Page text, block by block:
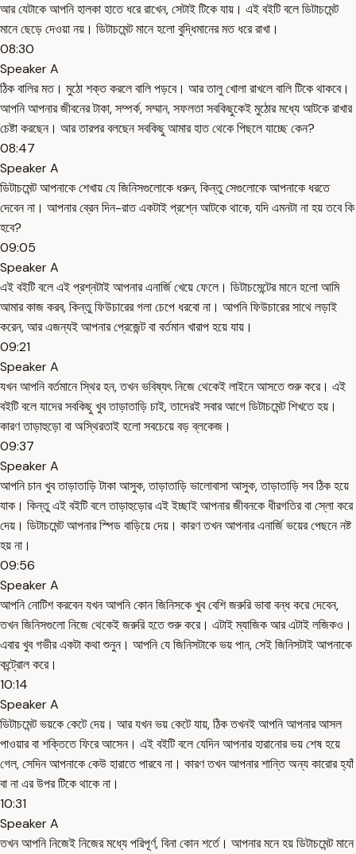
আর যেটাকে আপনি হালকা হাতে ধরে রাখেন, সেটাই টিকে যায়। এই বইটি বলে ডিটাচমেন্ট
মানে ছেড়ে দেওয়া নয়। ডিটাচমেন্ট মানে হলো বুদ্ধিমানের মত ধরে রাখা।
08:30
Speaker A
ঠিক বালির মত। মুঠো শক্ত করলে বালি পড়বে। আর তালু খোলা রাখলে বালি টিকে থাকবে।
আপনি আপনার জীবনের টাকা, সম্পর্ক, সম্মান, সফলতা সবকিছুকেই মুঠোর মধ্যে আটকে রাখার
চেষ্টা করছেন। আর তারপর বলছেন সবকিছু আমার হাত থেকে পিছলে যাচ্ছে কেন?
08:47
Speaker A
ডিটাচমেন্ট আপনাকে শেখায় যে জিনিসগুলোকে ধরুন, কিন্তু সেগুলোকে আপনাকে ধরতে
দেবেন না। আপনার ব্রেন দিন-রাত একটাই প্রশ্নে আটকে থাকে, যদি এমনটা না হয় তবে কি
হবে?
09:05
Speaker A
এই বইটি বলে এই প্রশ্নটাই আপনার এনার্জি খেয়ে ফেলে। ডিটাচমেন্টের মানে হলো আমি
আমার কাজ করব, কিন্তু ফিউচারের গলা চেপে ধরবো না। আপনি ফিউচারের সাথে লড়াই
করেন, আর এজন্যই আপনার প্রেজেন্ট বা বর্তমান খারাপ হয়ে যায়।
09:21
Speaker A
যখন আপনি বর্তমানে স্থির হন, তখন ভবিষ্যৎ নিজে থেকেই লাইনে আসতে শুরু করে। এই
বইটি বলে যাদের সবকিছু খুব তাড়াতাড়ি চাই, তাদেরই সবার আগে ডিটাচমেন্ট শিখতে হয়।
কারণ তাড়াহুড়ো বা অস্থিরতাই হলো সবচেয়ে বড় ব্লকেজ।
09:37
Speaker A
আপনি চান খুব তাড়াতাড়ি টাকা আসুক, তাড়াতাড়ি ভালোবাসা আসুক, তাড়াতাড়ি সব ঠিক হয়ে
যাক। কিন্তু এই বইটি বলে তাড়াহুড়োর এই ইচ্ছাই আপনার জীবনকে ধীরগতির বা স্লো করে
দেয়। ডিটাচমেন্ট আপনার স্পিড বাড়িয়ে দেয়। কারণ তখন আপনার এনার্জি ভয়ের পেছনে নষ্ট
হয় না।
09:56
Speaker A
আপনি নোটিশ করবেন যখন আপনি কোন জিনিসকে খুব বেশি জরুরি ভাবা বন্ধ করে দেবেন,
তখন জিনিসগুলো নিজে থেকেই জরুরি হতে শুরু করে। এটাই ম্যাজিক আর এটাই লজিকও।
এবার খুব গভীর একটা কথা শুনুন। আপনি যে জিনিসটাকে ভয় পান, সেই জিনিসটাই আপনাকে
কন্ট্রোল করে।
10:14
Speaker A
ডিটাচমেন্ট ভয়কে কেটে দেয়। আর যখন ভয় কেটে যায়, ঠিক তখনই আপনি আপনার আসল
পাওয়ার বা শক্তিতে ফিরে আসেন। এই বইটি বলে যেদিন আপনার হারানোর ভয় শেষ হয়ে
গেল, সেদিন আপনাকে কেউ হারাতে পারবে না। কারণ তখন আপনার শান্তি অন্য কারোর হ্যাঁ
বা না এর উপর টিকে থাকে না।
10:31
Speaker A
তখন আপনি নিজেই নিজের মধ্যে পরিপূর্ণ, বিনা কোন শর্তে। আপনার মনে হয় ডিটাচমেন্ট মানে